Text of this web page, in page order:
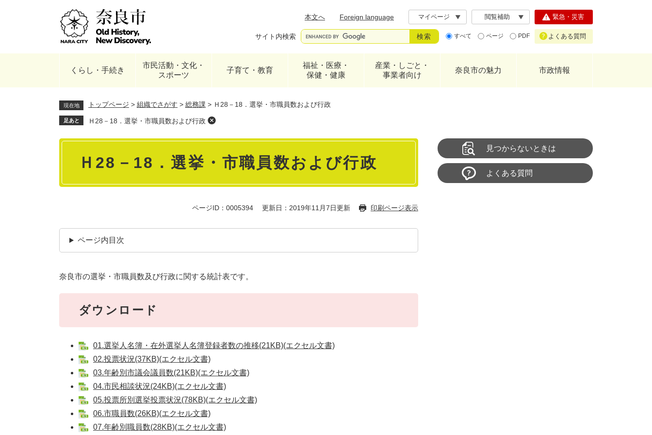
本文へ
Foreign language マイページ 閲覧補助
サイト内検索 すべて ページ PDF
緊急・災害
よくある質問
くらし・手続き
市民活動・文化・
スポーツ
子育て・教育
福祉・医療・
保健・健康
産業・しごと・
事業者向け
奈良市の魅力 市政情報
現在地 トップページ > 組織でさがす > 総務課 > Ｈ28－18．選挙・市職員数および行政
足あと Ｈ28－18．選挙・市職員数および行政
本
Ｈ28－18．選挙・市職員数および行政
ページID：0005394 更新日：2019年11月7日更新 印刷ページ表示
ページ内目次
奈良市の選挙・市職員数及び行政に関する統計表です。
ダウンロード
01.選挙人名簿・在外選挙人名簿登録者数の推移(21KB)(エクセル文書)
02.投票状況(37KB)(エクセル文書)
03.年齢別市議会議員数(21KB)(エクセル文書)
04.市民相談状況(24KB)(エクセル文書)
05.投票所別選挙投票状況(78KB)(エクセル文書)
06.市職員数(26KB)(エクセル文書)
07.年齢別職員数(28KB)(エクセル文書)
見つからないときは
よくある質問